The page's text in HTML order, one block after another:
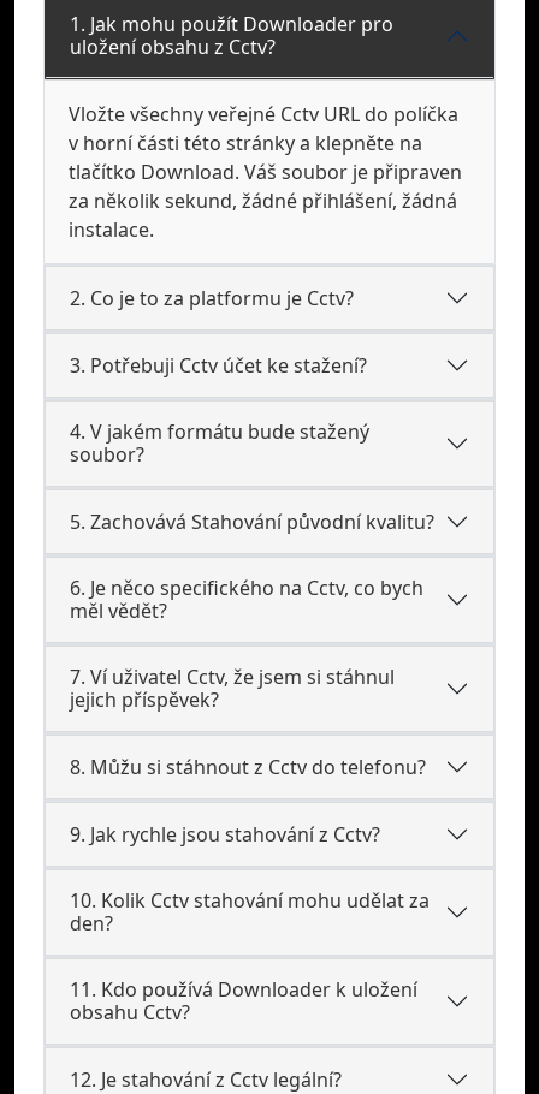
1. Jak mohu použít Downloader pro
uložení obsahu z Cctv?
Vložte všechny veřejné Cctv URL do políčka
v horní části této stránky a klepněte na
tlačítko Download. Váš soubor je připraven
za několik sekund, žádné přihlášení, žádná
instalace.
2. Co je to za platformu je Cctv?
3. Potřebuji Cctv účet ke stažení?
4. V jakém formátu bude stažený
soubor?
5. Zachovává Stahování původní kvalitu?
6. Je něco specifického na Cctv, co bych
měl vědět?
7. Ví uživatel Cctv, že jsem si stáhnul
jejich příspěvek?
8. Můžu si stáhnout z Cctv do telefonu?
9. Jak rychle jsou stahování z Cctv?
10. Kolik Cctv stahování mohu udělat za
den?
11. Kdo používá Downloader k uložení
obsahu Cctv?
12. Je stahování z Cctv legální?